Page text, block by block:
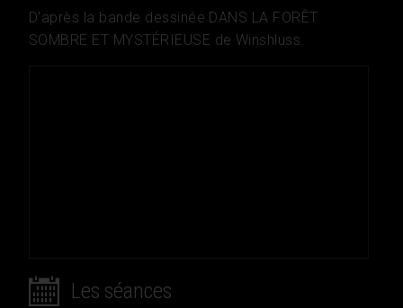
D’après la bande dessinée DANS LA FORÊT
SOMBRE ET MYSTÉRIEUSE de Winshluss.
Les séances